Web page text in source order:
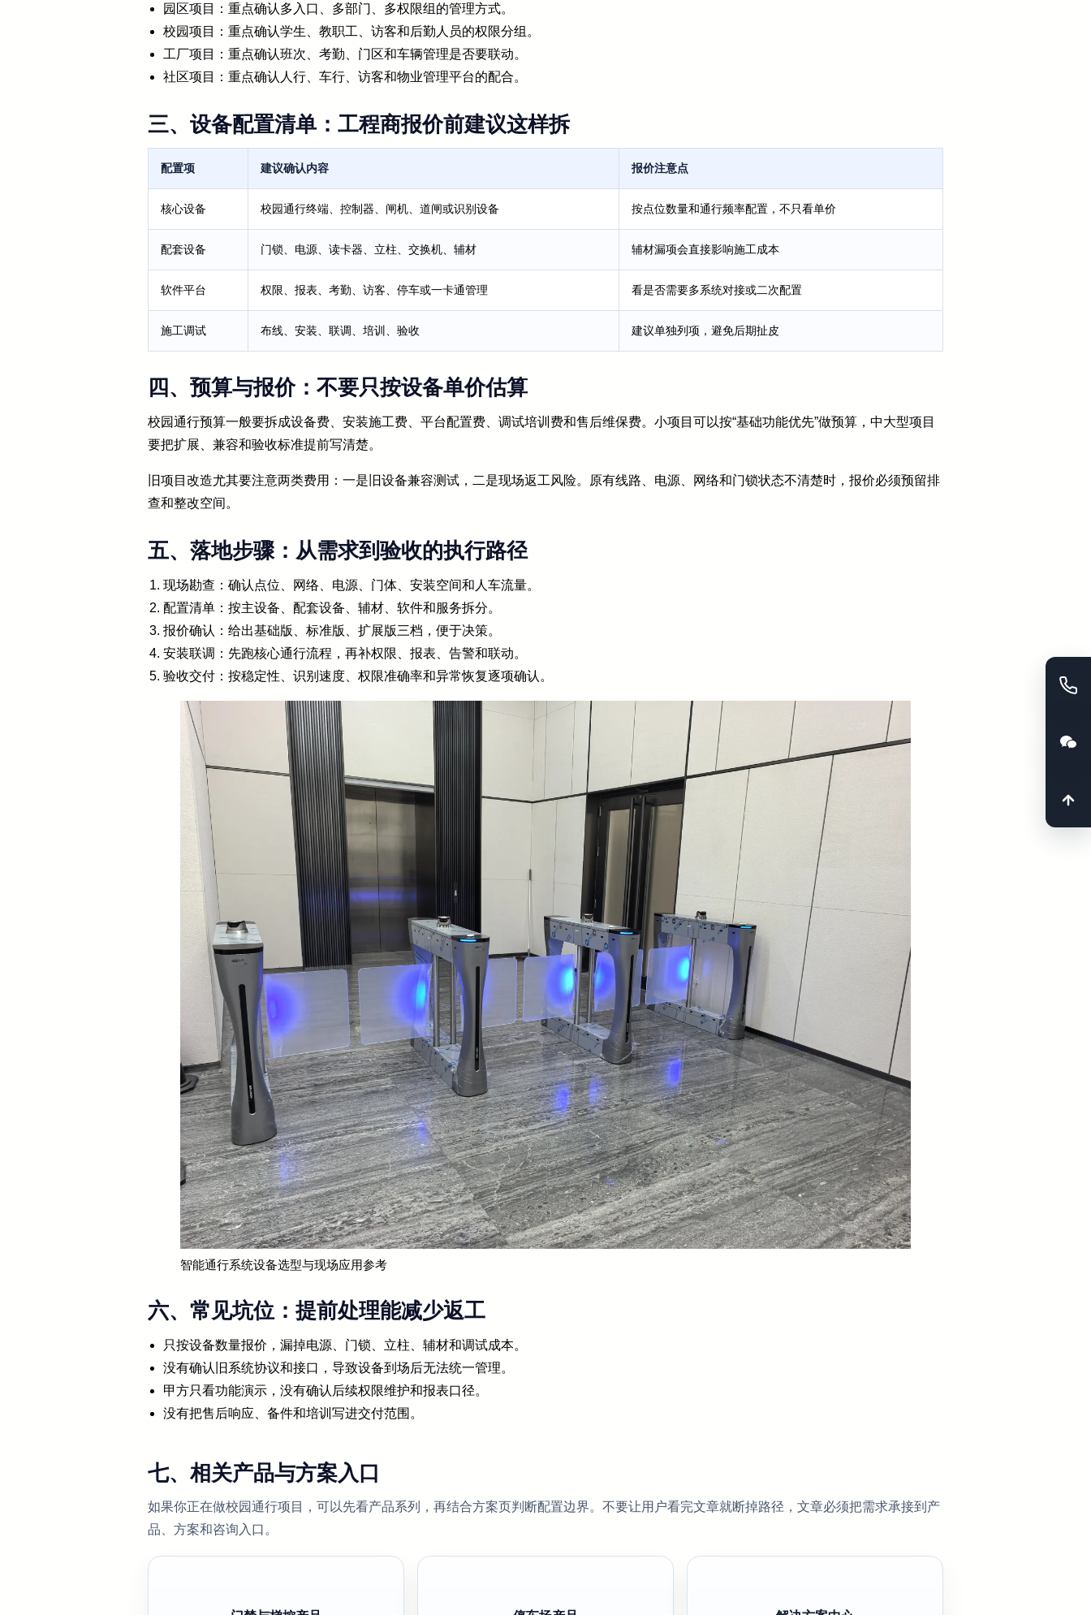
园区项目：重点确认多入口、多部门、多权限组的管理方式。
校园项目：重点确认学生、教职工、访客和后勤人员的权限分组。
工厂项目：重点确认班次、考勤、门区和车辆管理是否要联动。
社区项目：重点确认人行、车行、访客和物业管理平台的配合。
三、设备配置清单：工程商报价前建议这样拆
配置项 建议确认内容 报价注意点
核心设备 校园通行终端、控制器、闸机、道闸或识别设备 按点位数量和通行频率配置，不只看单价
配套设备 门锁、电源、读卡器、立柱、交换机、辅材 辅材漏项会直接影响施工成本
软件平台 权限、报表、考勤、访客、停车或一卡通管理 看是否需要多系统对接或二次配置
施工调试 布线、安装、联调、培训、验收 建议单独列项，避免后期扯皮
四、预算与报价：不要只按设备单价估算
校园通行预算一般要拆成设备费、安装施工费、平台配置费、调试培训费和售后维保费。小项目可以按“基础功能优先”做预算，中大型项目
要把扩展、兼容和验收标准提前写清楚。
旧项目改造尤其要注意两类费用：一是旧设备兼容测试，二是现场返工风险。原有线路、电源、网络和门锁状态不清楚时，报价必须预留排
查和整改空间。
五、落地步骤：从需求到验收的执行路径
现场勘查：确认点位、网络、电源、门体、安装空间和人车流量。
配置清单：按主设备、配套设备、辅材、软件和服务拆分。
报价确认：给出基础版、标准版、扩展版三档，便于决策。
安装联调：先跑核心通行流程，再补权限、报表、告警和联动。
验收交付：按稳定性、识别速度、权限准确率和异常恢复逐项确认。
智能通行系统设备选型与现场应用参考
六、常见坑位：提前处理能减少返工
只按设备数量报价，漏掉电源、门锁、立柱、辅材和调试成本。
没有确认旧系统协议和接口，导致设备到场后无法统一管理。
甲方只看功能演示，没有确认后续权限维护和报表口径。
没有把售后响应、备件和培训写进交付范围。
七、相关产品与方案入口
如果你正在做校园通行项目，可以先看产品系列，再结合方案页判断配置边界。不要让用户看完文章就断掉路径，文章必须把需求承接到产
品、方案和咨询入口。